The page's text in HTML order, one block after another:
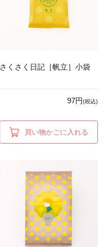
さくさく日記［帆立］小袋
97円(税込)
買い物かごに入れる